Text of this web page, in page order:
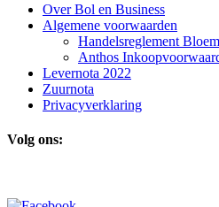
Over Bol en Business
Algemene voorwaarden
Handelsreglement
Anthos
Levernota 2022
Zuurnota
Privacyverklaring
Volg ons: